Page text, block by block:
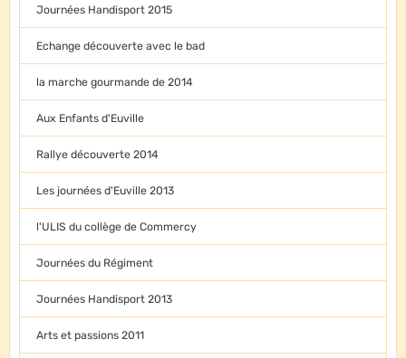
Journées Handisport 2015
Echange découverte avec le bad
la marche gourmande de 2014
Aux Enfants d'Euville
Rallye découverte 2014
Les journées d'Euville 2013
l'ULIS du collège de Commercy
Journées du Régiment
Journées Handisport 2013
Arts et passions 2011